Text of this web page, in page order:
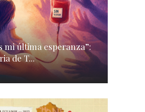
mi última esperanza”:
de T...